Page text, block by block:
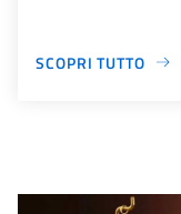
SCOPRI TUTTO